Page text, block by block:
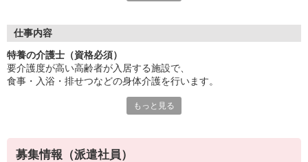
施設ならではの安心感と安定性。
チームで協力し合える環境です。
専門性の高い介護を実践できます！
スキルアップ研修も豊富にご用意。
あなたの頑張りをしっかり評価します。
やりがいのある仕事に挑戦しませんか？
仕事内容
特養の介護士（資格必須）
要介護度が高い高齢者が入居する施設で、
食事・入浴・排せつなどの身体介護を行います。
利用者さまの日常生活をサポートし、
資格をお持ちの方はしっかりと活かせる環境があります♪
もっと見る
募集情報（派遣社員）